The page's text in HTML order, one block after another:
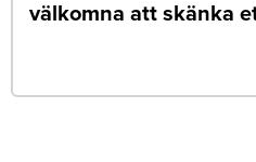
välkomna att skänka